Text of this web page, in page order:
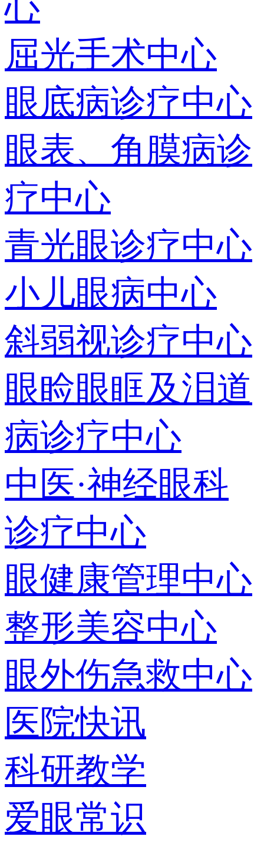
屈光手术中心
眼底病诊疗中心
眼表、角膜病诊
疗中心
青光眼诊疗中心
小儿眼病中心
斜弱视诊疗中心
眼睑眼眶及泪道
病诊疗中心
中医·神经眼科
诊疗中心
眼健康管理中心
整形美容中心
眼外伤急救中心
医院快讯
科研教学
爱眼常识